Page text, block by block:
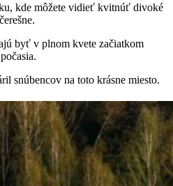
kde môžete vidieť kvitnúť divoké
čerešne.
byť v plnom kvete začiatkom
snúbencov na toto krásne miesto.